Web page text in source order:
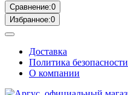
Сравнение:0
Избранное:0
Доставка
Политика безопасности
О компании